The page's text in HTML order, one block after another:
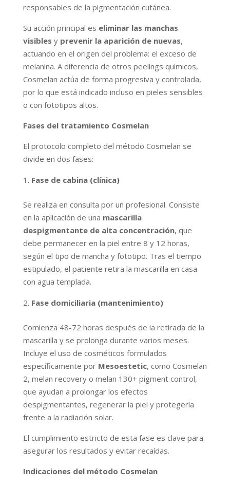
responsables de la pigmentación cutánea.
Su acción principal es eliminar las manchas
visibles y prevenir la aparición de nuevas,
actuando en el origen del problema: el exceso de
melanina. A diferencia de otros peelings químicos,
Cosmelan actúa de forma progresiva y controlada,
por lo que está indicado incluso en pieles sensibles
o con fototipos altos.
Fases del tratamiento Cosmelan
El protocolo completo del método Cosmelan se
divide en dos fases:
Fase de cabina (clínica)
Se realiza en consulta por un profesional. Consiste
en la aplicación de una mascarilla
despigmentante de alta concentración, que
debe permanecer en la piel entre 8 y 12 horas,
según el tipo de mancha y fototipo. Tras el tiempo
estipulado, el paciente retira la mascarilla en casa
con agua templada.
Fase domiciliaria (mantenimiento)
Comienza 48-72 horas después de la retirada de la
mascarilla y se prolonga durante varios meses.
Incluye el uso de cosméticos formulados
específicamente por Mesoestetic, como Cosmelan
2, melan recovery o melan 130+ pigment control,
que ayudan a prolongar los efectos
despigmentantes, regenerar la piel y protegerla
frente a la radiación solar.
El cumplimiento estricto de esta fase es clave para
asegurar los resultados y evitar recaídas.
Indicaciones del método Cosmelan